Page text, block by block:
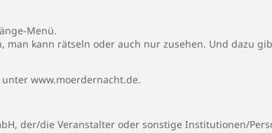
Menü.
kann rätseln oder auch nur zusehen. Und dazu
www.moerdernacht.de.
der/die Veranstalter oder sonstige Institutionen/